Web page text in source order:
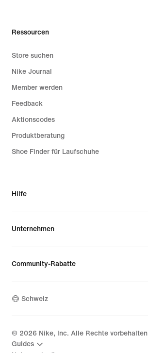
Ressourcen
Store suchen
Nike Journal
Member werden
Feedback
Aktionscodes
Produktberatung
Shoe Finder für Laufschuhe
Hilfe
Unternehmen
Community-Rabatte
Schweiz
© 2026 Nike, Inc. Alle Rechte vorbehalten
Guides